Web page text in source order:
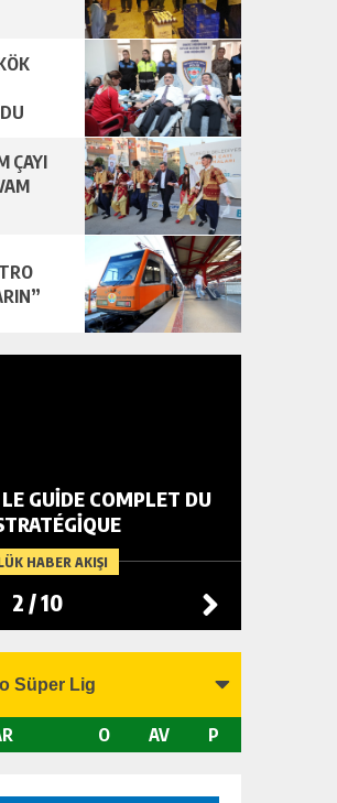
ÇAYI
HABER AKIŞI
GUIDE COMPLET DU
2 /10
O AV P